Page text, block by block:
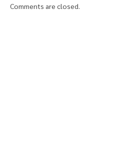
Comments are closed.